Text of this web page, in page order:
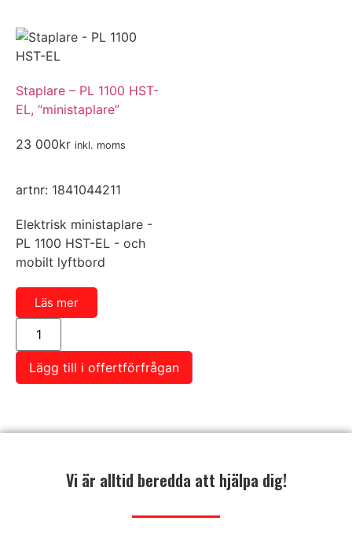
Staplare – PL 1100 HST-
EL, “ministaplare”
23 000kr inkl. moms
artnr: 1841044211
Elektrisk ministaplare -
PL 1100 HST-EL - och
mobilt lyftbord
Läs mer
Lägg till i offertförfrågan
Vi är alltid beredda att hjälpa dig!
info@bergstruck.se
E-post
Meddelande